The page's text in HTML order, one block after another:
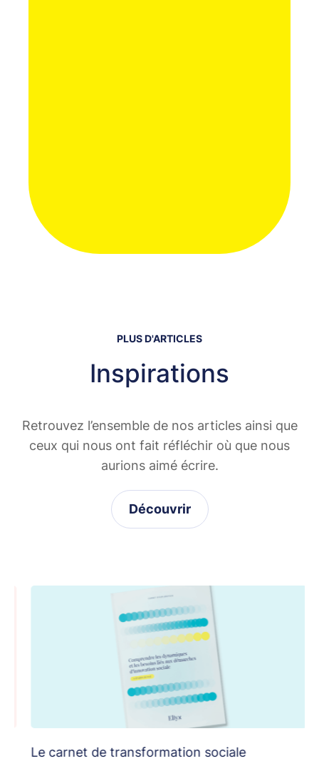
PLUS D'ARTICLES
Inspirations
Retrouvez l’ensemble de nos articles ainsi que
ceux qui nous ont fait réfléchir où que nous
aurions aimé écrire.
Découvrir
Le carnet de transformation sociale